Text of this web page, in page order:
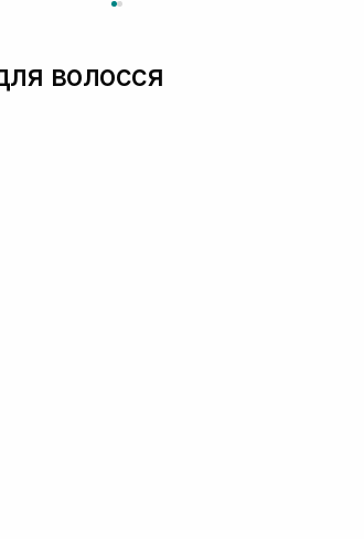
волосся